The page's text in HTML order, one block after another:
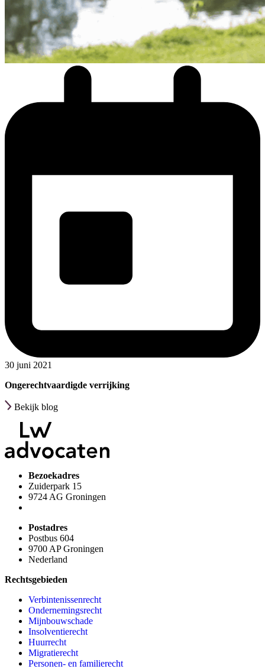
30 juni 2021
Ongerechtvaardigde verrijking
Bekijk blog
Bezoekadres
Zuiderpark 15
9724 AG Groningen
Postadres
Postbus 604
9700 AP Groningen
Nederland
Rechtsgebieden
Verbintenissenrecht
Ondernemingsrecht
Mijnbouwschade
Insolventierecht
Huurrecht
Migratierecht
Personen- en familierecht